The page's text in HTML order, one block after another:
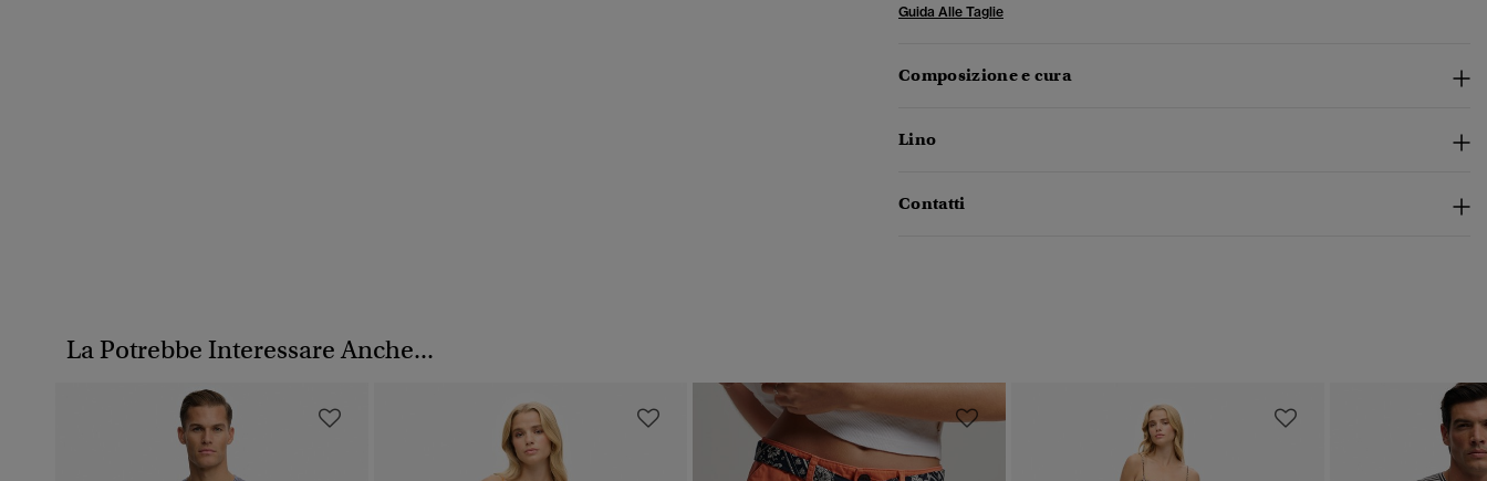
Guida Alle Taglie
Composizione e cura
Lino
Contatti
La Potrebbe Interessare Anche...